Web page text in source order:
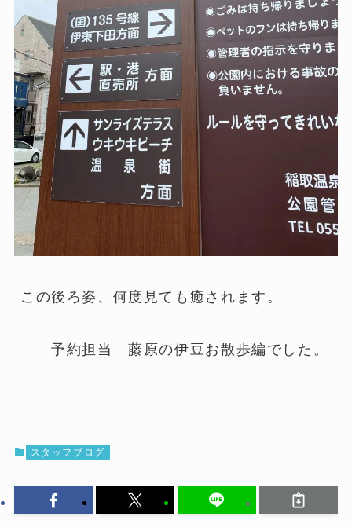
この後ろ姿、何度見ても癒されます。
予約担当 藤原の伊豆お散歩編でした。
スタッフブログ